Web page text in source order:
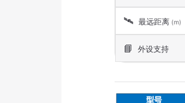
🛰️ 最远距离 (m)
📘 外设支持